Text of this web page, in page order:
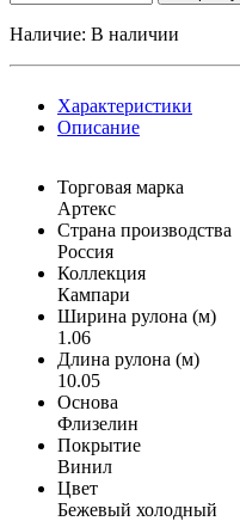
Наличие: В наличии
Характеристики
Описание
Торговая марка
Артекс
Страна производства
Россия
Коллекция
Кампари
Ширина рулона (м)
1.06
Длина рулона (м)
10.05
Основа
Флизелин
Покрытие
Винил
Цвет
Бежевый холодный